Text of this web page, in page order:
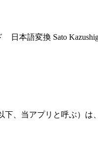
本語変換 Sato
、当アプリと呼ぶ）